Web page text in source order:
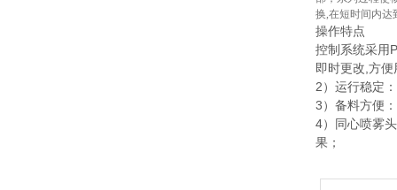
换,在短时间内达
操作特点
控制系统采用
即时更改,方
2）运行稳定
3）备料方便
4）同心喷雾
果；